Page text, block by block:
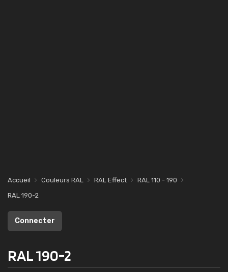
Accueil Couleurs RAL RAL Effect
RAL 110 - 190
RAL 190-2
Connecter
RAL 190-2